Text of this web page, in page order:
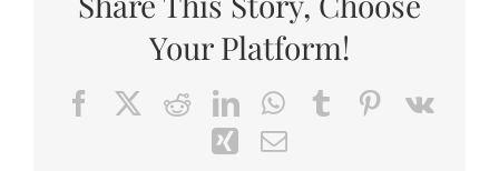
Your Platform!
FacebookRedditLinkedInWhatsApp
TumblrPinterest
Vk
XingEmail